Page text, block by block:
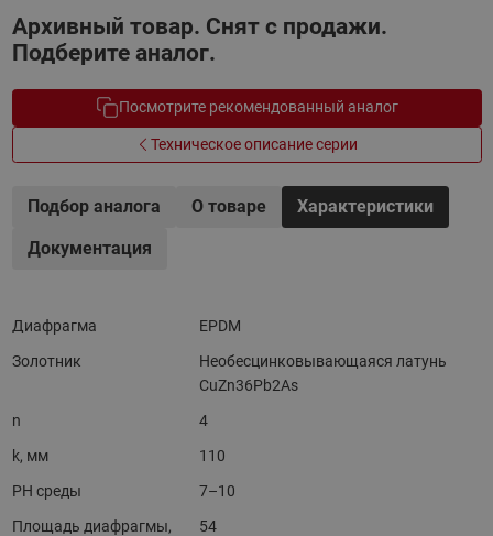
Архивный товар. Снят с продажи.
Подберите аналог.
Посмотрите рекомендованный аналог
Техническое описание серии
Подбор аналога О товаре
Характеристики
Документация
Диафрагма
EPDM
Золотник
Необесцинковывающаяся латунь
CuZn36Pb2As
n
4
k, мм
110
PH среды
7–10
Площадь диафрагмы,
54